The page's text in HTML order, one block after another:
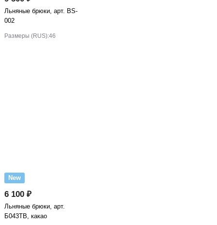
Льняные брюки, арт. BS-
002
Размеры (RUS):46
New
6 100 ₽
Льняные брюки, арт.
Б043ТВ, какао